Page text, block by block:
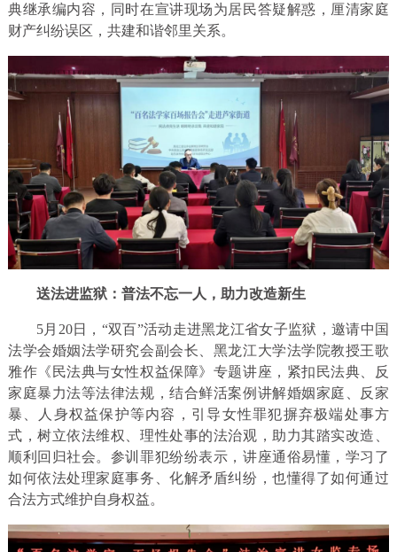
典继承编内容，同时在宣讲现场为居民答疑解惑，厘清家庭
财产纠纷误区，共建和谐邻里关系。
送法进监狱：普法不忘一人，助力改造新生
5月20日，“双百”活动走进黑龙江省女子监狱，邀请中国
法学会婚姻法学研究会副会长、黑龙江大学法学院教授王歌
雅作《民法典与女性权益保障》专题讲座，紧扣民法典、反
家庭暴力法等法律法规，结合鲜活案例讲解婚姻家庭、反家
暴、人身权益保护等内容，引导女性罪犯摒弃极端处事方
式，树立依法维权、理性处事的法治观，助力其踏实改造、
顺利回归社会。参训罪犯纷纷表示，讲座通俗易懂，学习了
如何依法处理家庭事务、化解矛盾纠纷，也懂得了如何通过
合法方式维护自身权益。